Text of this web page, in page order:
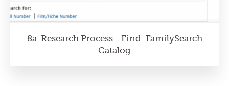
8a. Research Process - Find: FamilySearch
Catalog